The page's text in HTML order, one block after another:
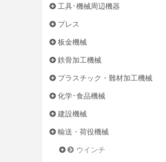
工具･機械周辺機器
プレス
板金機械
鉄骨加工機械
プラスチック・難材加工機械
化学･食品機械
建設機械
輸送・荷役機械
ウインチ